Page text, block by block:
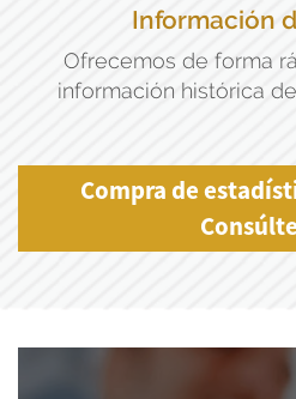
Información
Ofrecemos de forma
información histórica
Compra de